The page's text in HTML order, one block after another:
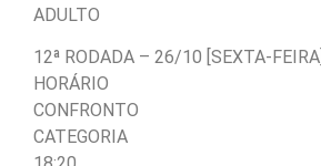
ADULTO
12ª RODADA – 26/10 [SEXTA-FEIRA]
HORÁRIO
CONFRONTO
CATEGORIA